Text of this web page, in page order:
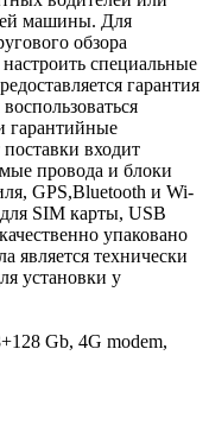
машины. Для
обзора
специальные
гарантия
гарантийные
входит
провода и блоки
GPS,Bluetooth и Wi-
SIM карты, USB
упаковано
является технически
установки у
Gb, 4G modem,